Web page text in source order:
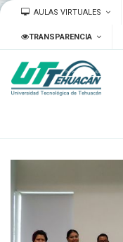
AULAS VIRTUALES
TRANSPARENCIA